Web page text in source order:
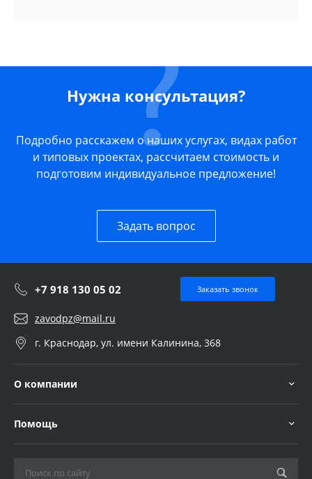
Нужна консультация?
Подробно расскажем о наших услугах, видах работ
и типовых проектах, рассчитаем стоимость и
подготовим индивидуальное предложение!
Задать вопрос
+7 918 130 05 02 Заказать звонок
zavodpz@mail.ru
г. Краснодар, ул. имени Калинина, 368
О компании
Помощь